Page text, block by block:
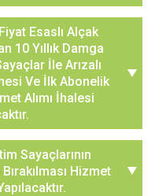
Esaslı Alçak
10 Yıllık Damga
İle Arızalı
Ve İlk Abonelik
Alımı İhalesi
Sayaçlarının
Hizmet